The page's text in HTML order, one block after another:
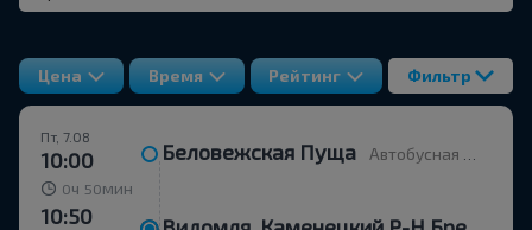
Цена Время Рейтинг Фильтр
Пт, 7.08
10:00 Беловежская Пуща Автобусная остановка
0ч 50 мин
10:50